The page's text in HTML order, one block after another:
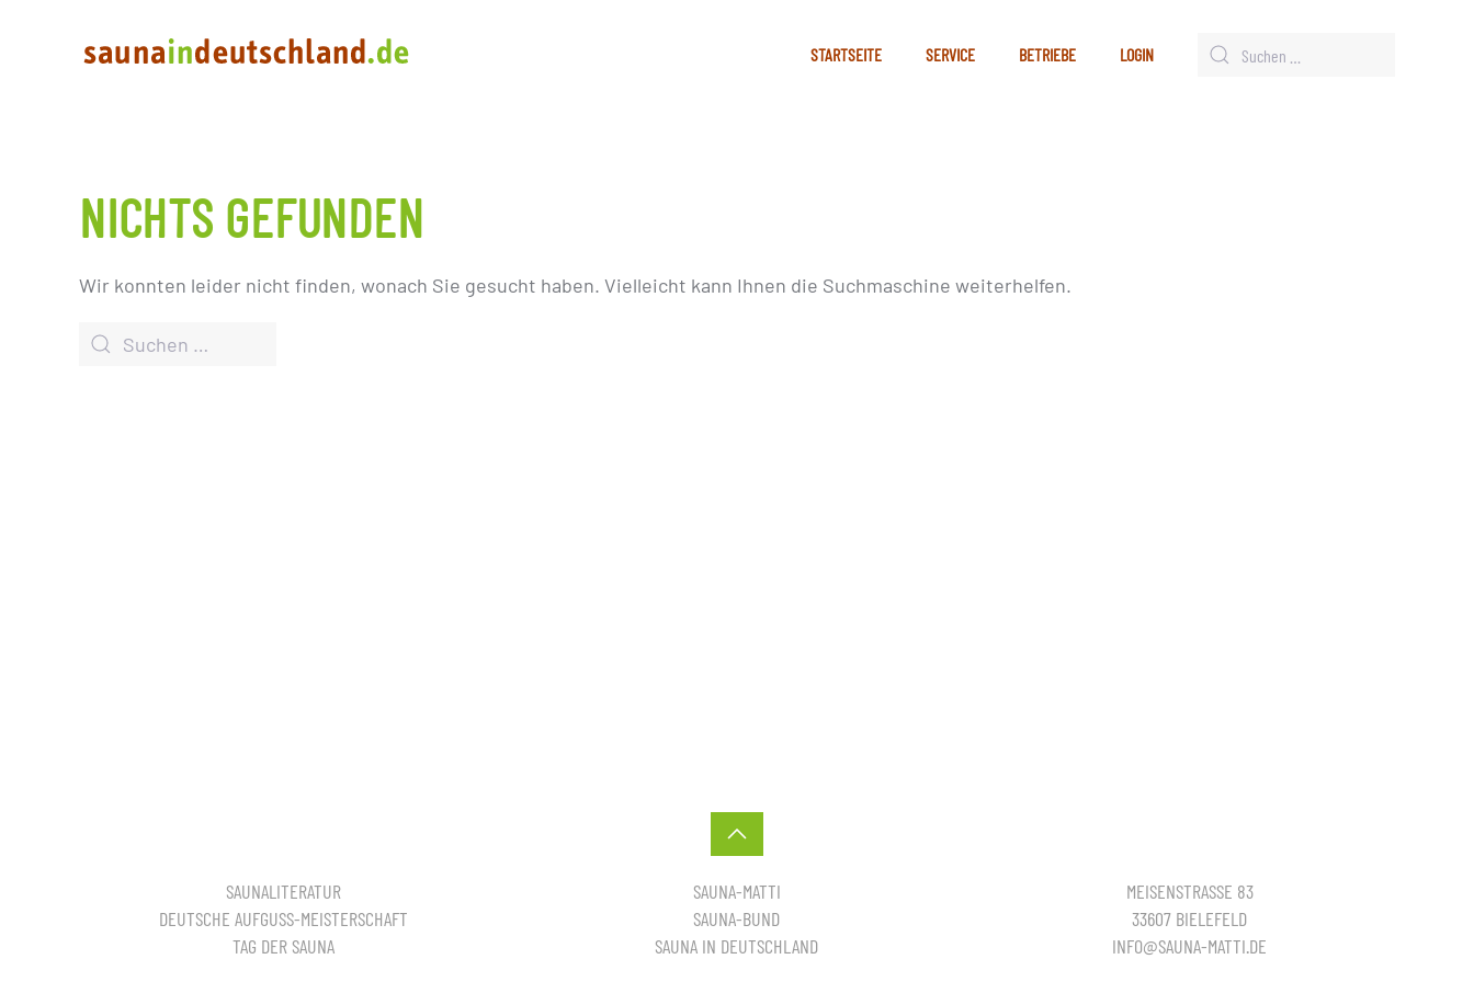
STARTSEITE SERVICE BETRIEBE LOGIN
NICHTS GEFUNDEN
Wir konnten leider nicht finden, wonach Sie gesucht haben. Vielleicht kann Ihnen die Suchmaschine weiterhelfen.
SAUNALITERATUR
DEUTSCHE AUFGUSS-MEISTERSCHAFT
TAG DER SAUNA
SAUNA-MATTI
SAUNA-BUND
SAUNA IN DEUTSCHLAND
MEISENSTRASSE 83
33607 BIELEFELD
INFO@SAUNA-MATTI.DE